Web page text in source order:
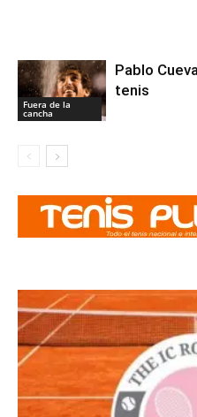
Fuera de la
cancha
Pablo
tenis